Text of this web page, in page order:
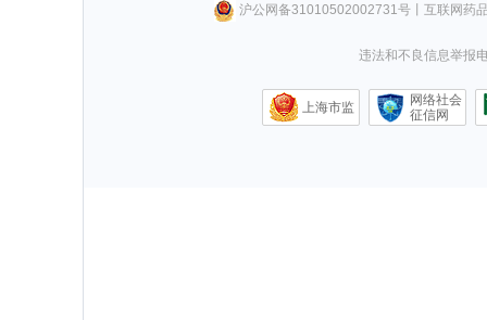
沪公网备31010502002731号丨 互联网药
违法和不良信息举报
上海市监
网络社会
征信网